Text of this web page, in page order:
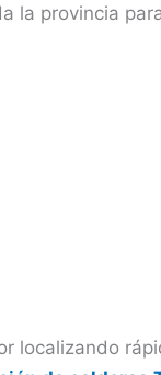
la provincia
localizando